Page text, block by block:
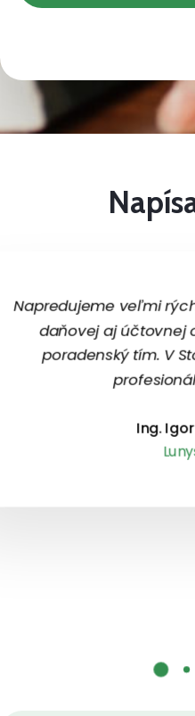
Napredujeme veľmi
daňovej aj účtovnej
poradenský tím. V
Ing.